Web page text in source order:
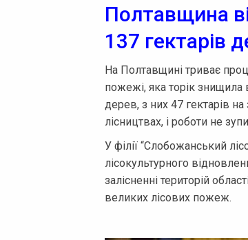
Полтавщина
137 гектарів
На Полтавщині триває
пожежі, яка торік знищила
дерев, з них 47 гектарів
лісництвах, і роботи не
У філії “Слобожанський
лісокультурного
залісненні територій
великих лісових пожеж.